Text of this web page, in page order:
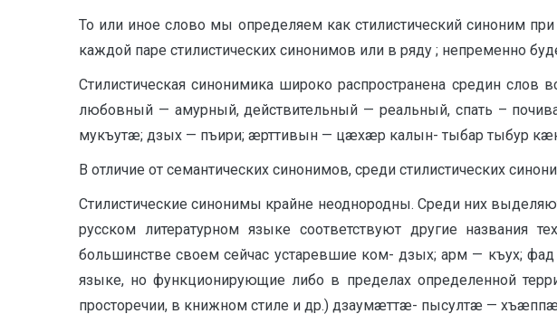
То или иное слово мы определяем как стилистический синоним
каждой паре стилистических синонимов или в ряду ; непременно
Стилистическая синонимика широко распространена средин
любовный — амурный, действительный — реальный, спать –
мукъутæ; дзых — пъири; æрттивын — цæхæр калын- тыбар тыбур
В отличие от семантических синонимов, среди стилистических
Стилистические синонимы крайне неоднородны. Среди них
русском литературном языке соответствуют другие
большинстве своем сейчас устаревшие ком- дзых; арм — къух;
языке, но функционирующие либо в пределах определенной
просторечии, в книжном стиле и др.) дзаумæттæ- пысултæ —